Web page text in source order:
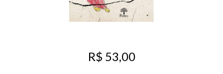
R$ 53,00